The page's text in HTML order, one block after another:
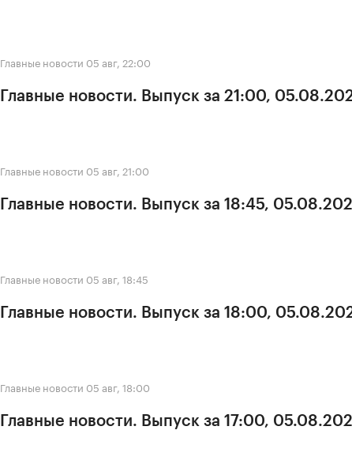
Главные новости 05 авг, 22:00
Главные новости. Выпуск за 21:00,
Главные новости 05 авг, 21:00
Главные новости. Выпуск за 18:45,
Главные новости 05 авг, 18:45
Главные новости. Выпуск за 18:00,
Главные новости 05 авг, 18:00
Главные новости. Выпуск за 17:00,